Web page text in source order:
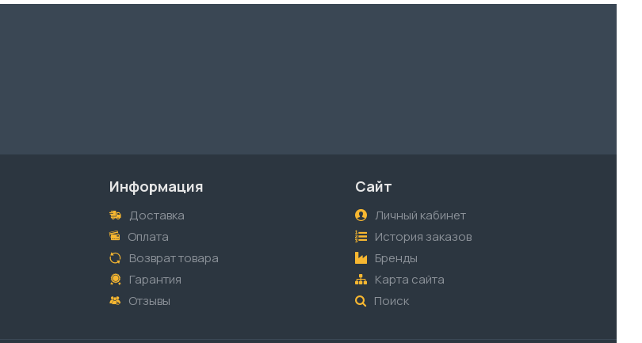
Информация
Доставка
Оплата
Возврат товара
Гарантия
Отзывы
Сайт
Личный кабинет
История заказов
Бренды
Карта сайта
Поиск